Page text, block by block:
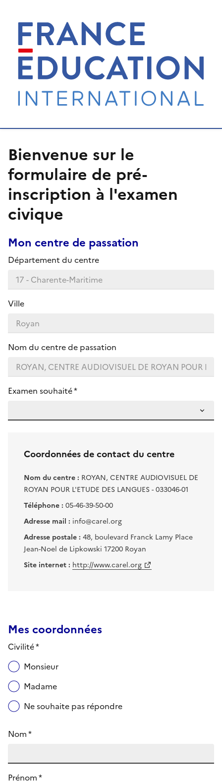
Bienvenue sur le
formulaire de pré-
inscription à l'examen
civique
Mon centre de passation
Département du centre
Ville
Nom du centre de passation
Examen souhaité *
Coordonnées de contact du centre
Nom du centre : ROYAN, CENTRE AUDIOVISUEL DE
ROYAN POUR L'ETUDE DES LANGUES - 033046-01
Téléphone : 05-46-39-50-00
Adresse mail : info@carel.org
Adresse postale : 48, boulevard Franck Lamy Place
Jean-Noel de Lipkowski 17200 Royan
Site internet : http://www.carel.org
Mes coordonnées
Civilité *
Monsieur
Madame
Ne souhaite pas répondre
Nom *
Prénom *